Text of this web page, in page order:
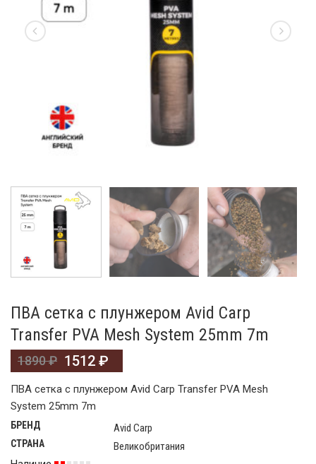
ПВА сетка с плунжером Avid Carp
Transfer PVA Mesh System 25mm 7m
1890₽ 1512 ₽
ПВА сетка с плунжером Avid Carp Transfer PVA Mesh
System 25mm 7m
БРЕНД Avid Carp
СТРАНА
Великобритания